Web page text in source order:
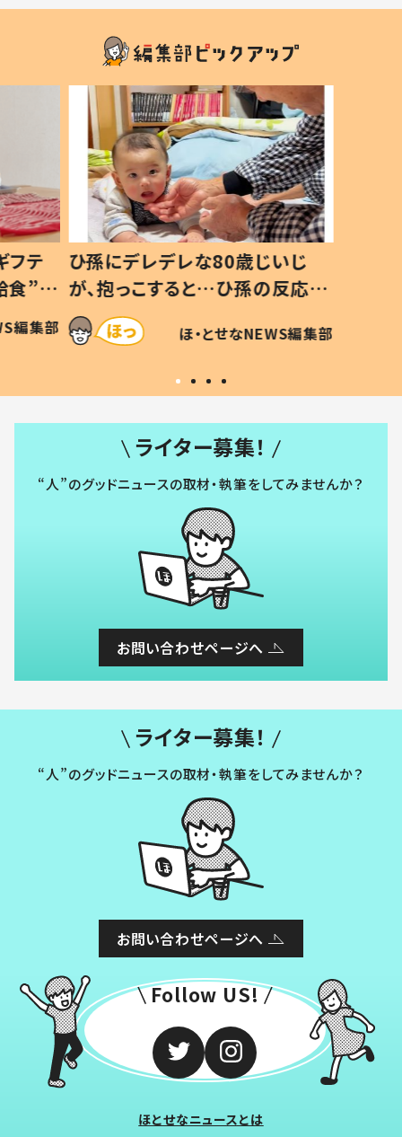
フテ
食”を
の親
編集部
ひ孫にデレデレな80歳じいじ
が、抱っこすると…ひ孫の反応に
「涙が出ました」「可愛くて仕方な
い」
ほ・とせなNEWS編集部
ライター募集！
“人”のグッドニュースの取材・執筆をしてみませんか？
お問い合わせページへ
ライター募集！
“人”のグッドニュースの取材・執筆をしてみませんか？
お問い合わせページへ
Follow US!
ほとせなニュースとは